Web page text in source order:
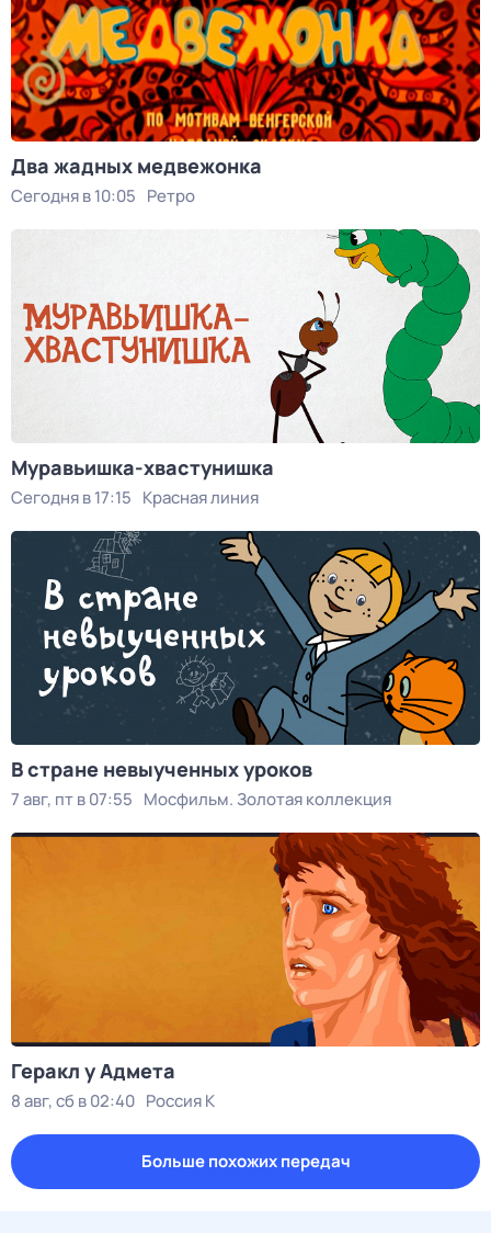
Два жадных медвежонка
Сегодня в 10:05 Ретро
Муравьишка-хвастунишка
Сегодня в 17:15 Красная линия
В стране невыученных уроков
7 авг, пт в 07:55 Мосфильм. Золотая коллекция
Геракл у Адмета
8 авг, сб в 02:40 Россия К
Больше похожих передач